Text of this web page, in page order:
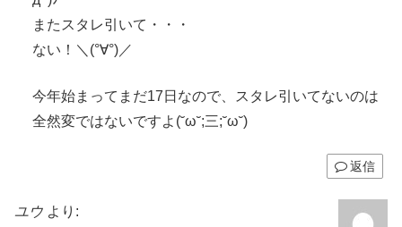
またスタレ引いて・・・
ない！＼(°∀°)／
今年始まってまだ17日なので、スタレ引いてないのは
全然変ではないですよ(˘ω˘;三;˘ω˘)
返信
ユウ より: